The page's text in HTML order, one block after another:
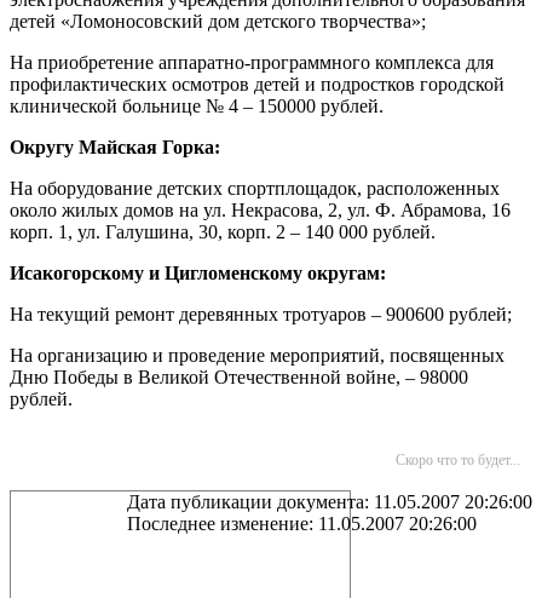
детей «Ломоносовский дом детского творчества»;
На приобретение аппаратно-программного комплекса для
профилактических осмотров детей и подростков городской
клинической больнице № 4 – 150000 рублей.
Округу Майская Горка:
На оборудование детских спортплощадок, расположенных
около жилых домов на ул. Некрасова, 2, ул. Ф. Абрамова, 16
корп. 1, ул. Галушина, 30, корп. 2 – 140 000 рублей.
Исакогорскому и Цигломенскому округам:
На текущий ремонт деревянных тротуаров – 900600 рублей;
На организацию и проведение мероприятий, посвященных
Дню Победы в Великой Отечественной войне, – 98000
рублей.
Скоро что то будет...
Дата публикации документа: 11.05.2007 20:26:00
Последнее изменение: 11.05.2007 20:26:00